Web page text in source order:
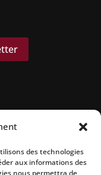
des technologies
aux informations des
nous permettra de
interdite aux